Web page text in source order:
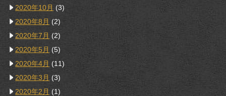
2020年10月 (3)
2020年8月 (2)
2020年7月 (2)
2020年5月 (5)
2020年4月 (11)
2020年3月 (3)
2020年2月 (1)